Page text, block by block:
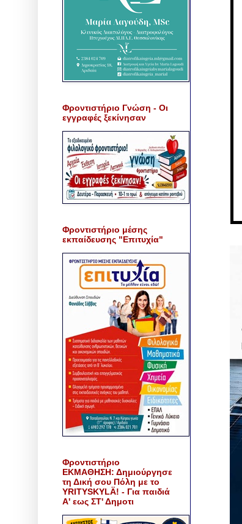
Φροντιστήριο Γνώση - Οι
εγγραφές ξεκίνησαν
Φροντιστήριο μέσης
εκπαίδευσης "Επιτυχία"
Φροντιστήριο
ΕΚΜΑΘΗΣΗ: Δημιούργησε
τη Δική σου Πόλη με το
YRITYSKYLÄ! - Για παιδιά
Α' εως ΣΤ' Δημοτι